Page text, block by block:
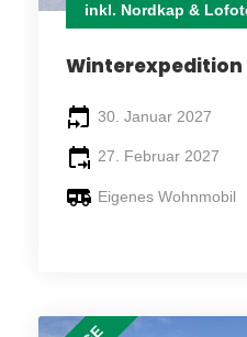
inkl. Nordkap &
Winterexpedition
30. Januar 2027
27. Februar 2027
Eigenes Wohnmobil